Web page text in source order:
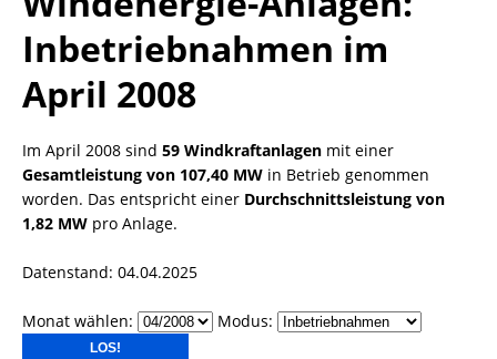
Inbetriebnahmen im
April 2008
Im April 2008 sind 59 Windkraftanlagen mit einer
Gesamtleistung von 107,40 MW in Betrieb genommen
worden. Das entspricht einer Durchschnittsleistung von
1,82 MW pro Anlage.
Datenstand: 04.04.2025
Monat wählen: Modus: